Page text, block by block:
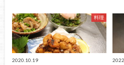
料理
2020.10.19